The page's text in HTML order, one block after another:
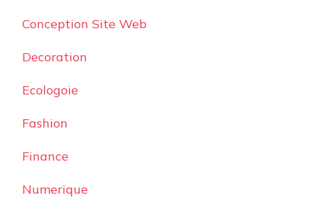
Conception Site Web
Decoration
Ecologoie
Fashion
Finance
Numerique